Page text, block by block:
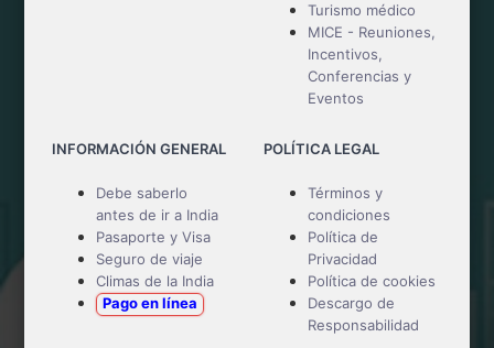
Turismo médico
MICE - Reuniones,
Incentivos,
Conferencias y
Eventos
INFORMACIÓN GENERAL
Debe saberlo
antes de ir a India
Pasaporte y Visa
Seguro de viaje
Climas de la India
Pago en línea
POLÍTICA LEGAL
Términos y
condiciones
Política de
Privacidad
Política de cookies
Descargo de
Responsabilidad